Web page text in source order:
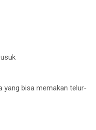
yang bisa memakan telur-